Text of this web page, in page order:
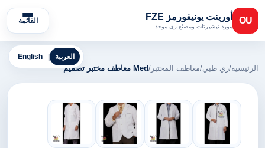
OU أورينت يونيفورمز FZE
مورد تيشيرتات ومصنّع زي موحد
القائمة
English العربية
الرئيسية/زي طبي/معاطف المختبر /Med معاطف مختبر تصميم